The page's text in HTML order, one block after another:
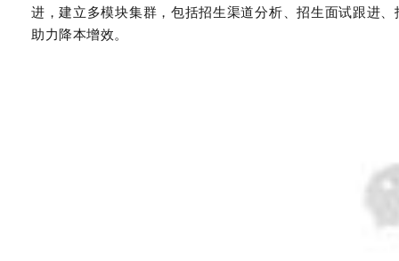
进，建立多模块集群，包括招生渠道分析、招生面试跟进
助力降本增效。